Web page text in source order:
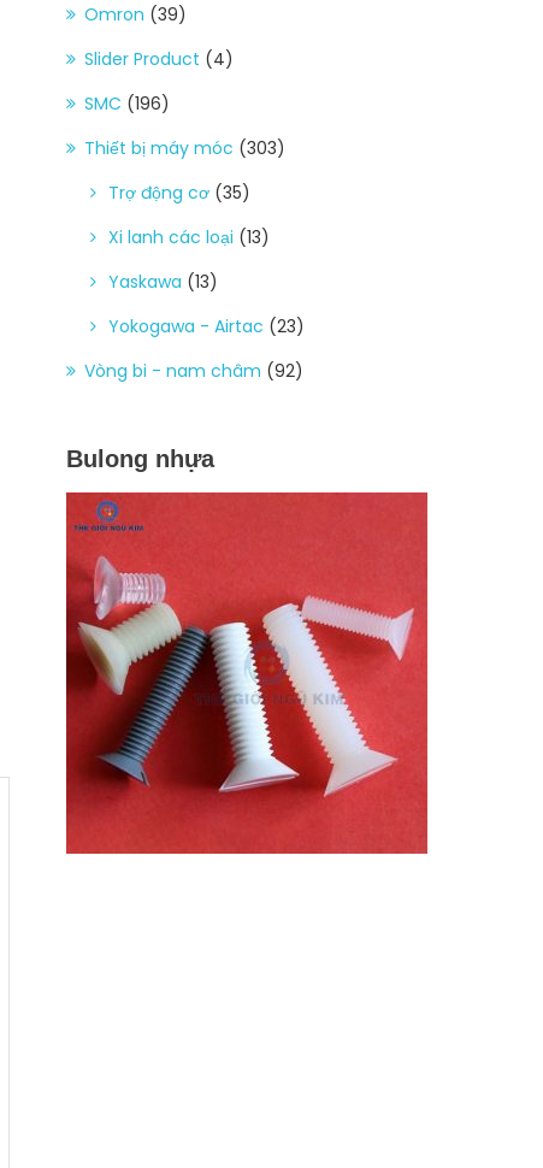
Omron (39)
Slider Product (4)
SMC (196)
Thiết bị máy móc (303)
Trợ động cơ (35)
Xi lanh các loại (13)
Yaskawa (13)
Yokogawa - Airtac (23)
Vòng bi - nam châm (92)
Bulong nhựa